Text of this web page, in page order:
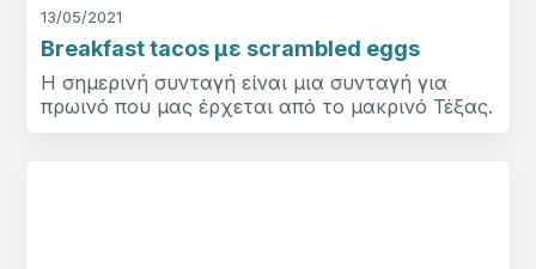
13/05/2021
Breakfast tacos με scrambled eggs
Η σημερινή συνταγή είναι μια συνταγή για
πρωινό που μας έρχεται από το μακρινό Τέξας.